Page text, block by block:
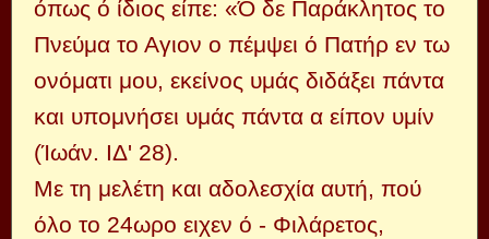
όπως ό ίδιος είπε: «Ό δε Παράκλητος το
Πνεύμα το Αγιον ο πέμψει ό Πατήρ εν τω
ονόματι μου, εκείνος υμάς διδάξει πάντα
και υπομνήσει υμάς πάντα α είπον υμίν
(Ίωάν. ΙΔ' 28).
Με τη μελέτη και αδολεσχία αυτή, πού
όλο το 24ωρο ειχεν ό - Φιλάρετος,